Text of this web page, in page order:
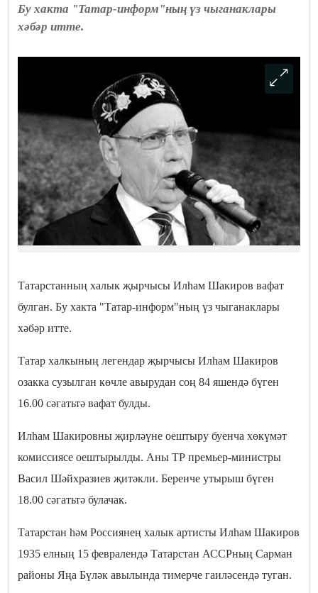
Бу хакта "Татар-информ"ның үз чыганаклары
хәбәр итте.
Татарстанның халык җырчысы Илһам Шакиров вафат
булган. Бу хакта "Татар-информ"ның үз чыганаклары
хәбәр итте.
Татар халкының легендар җырчысы Илһам Шакиров
озакка сузылган көчле авырудан соң 84 яшендә бүген
16.00 сәгатьтә вафат булды.
Илһам Шакировны җирләүне оештыру буенча хөкүмәт
комиссиясе оештырылды. Аны ТР премьер-министры
Васил Шәйхразиев җитәкли. Беренче утырыш бүген
18.00 сәгатьтә булачак.
Татарстан һәм Россиянең халык артисты Илһам Шакиров
1935 елның 15 февралендә Татарстан АССРның Сарман
районы Яңа Бүләк авылында тимерче гаиләсендә туган.